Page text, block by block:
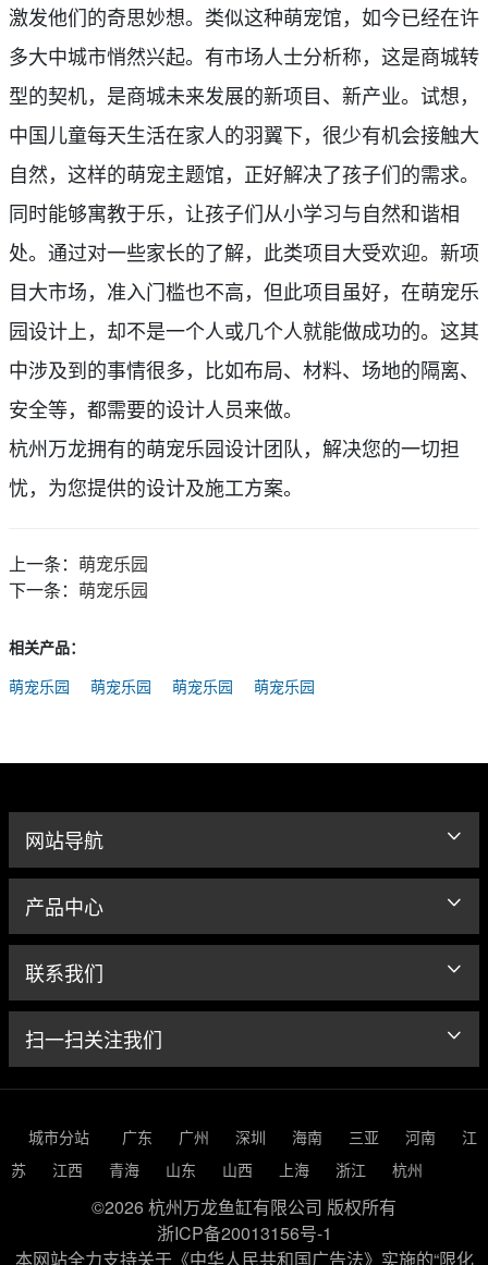
激发他们的奇思妙想。类似这种萌宠馆，如今已经在许
多大中城市悄然兴起。有市场人士分析称，这是商城转
型的契机，是商城未来发展的新项目、新产业。试想，
中国儿童每天生活在家人的羽翼下，很少有机会接触大
自然， 这样的萌宠主题馆，正好解决了孩子们的需求。
同时能够寓教于乐，让孩子们从小学习与自然和谐相
处。通过对一些家长的了解，此类项目大受欢迎。 新项
目大市场，准入门槛也不高，但此项目虽好，在萌宠乐
园设计上，却不是一个人或几个人就能做成功的。这其
中涉及到的事情很多，比如布局、材料、场地的隔离、
安全等，都需要的设计人员来做。
杭州万龙拥有的萌宠乐园设计团队，解决您的一切担
忧，为您提供的设计及施工方案。
上一条： 萌宠乐园
下一条： 萌宠乐园
相关产品：
萌宠乐园
萌宠乐园 萌宠乐园 萌宠乐园
网站导航
产品中心
联系我们
扫一扫关注我们
城市分站 广东 广州 深圳 海南 三亚 河南
江
苏
江西 青海 山东 山西 上海 浙江 杭州
©2026 杭州万龙鱼缸有限公司 版权所有
浙ICP备20013156号-1
本网站全力支持关于《中华人民共和国广告法》实施的“限化